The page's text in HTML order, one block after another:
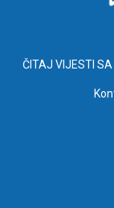
ČITAJ VIJESTI SA